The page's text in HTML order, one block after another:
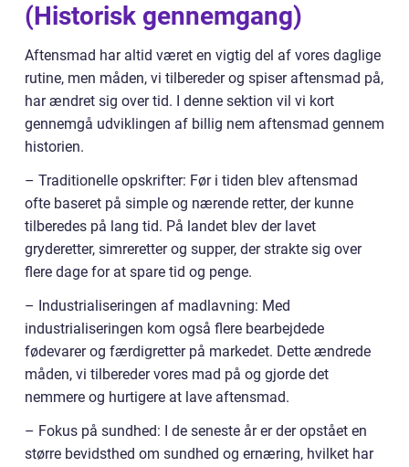
(Historisk gennemgang)
Aftensmad har altid været en vigtig del af vores daglige
rutine, men måden, vi tilbereder og spiser aftensmad på,
har ændret sig over tid. I denne sektion vil vi kort
gennemgå udviklingen af billig nem aftensmad gennem
historien.
– Traditionelle opskrifter: Før i tiden blev aftensmad
ofte baseret på simple og nærende retter, der kunne
tilberedes på lang tid. På landet blev der lavet
gryderetter, simreretter og supper, der strakte sig over
flere dage for at spare tid og penge.
– Industrialiseringen af madlavning: Med
industrialiseringen kom også flere bearbejdede
fødevarer og færdigretter på markedet. Dette ændrede
måden, vi tilbereder vores mad på og gjorde det
nemmere og hurtigere at lave aftensmad.
– Fokus på sundhed: I de seneste år er der opstået en
større bevidsthed om sundhed og ernæring, hvilket har